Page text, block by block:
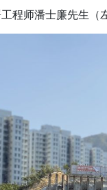
程师潘士廉先生（